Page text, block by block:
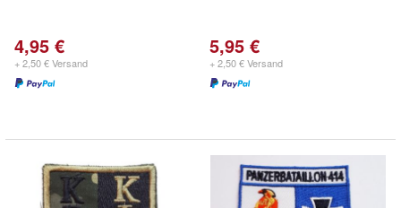
4,95 €
+ 2,50 € Versand
5,95 €
+ 2,50 € Versand